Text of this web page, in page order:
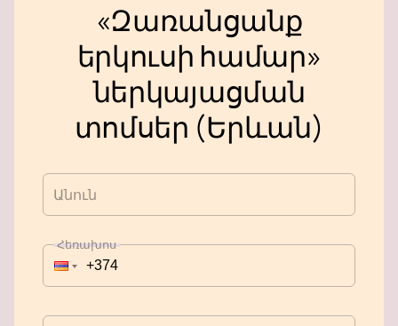
«Զառանցանք
երկուսի համար»
ներկայացման
տոմսեր (Երևան)
Անուն
Հեռախոս